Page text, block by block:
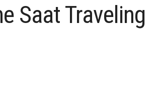
Saat Traveling